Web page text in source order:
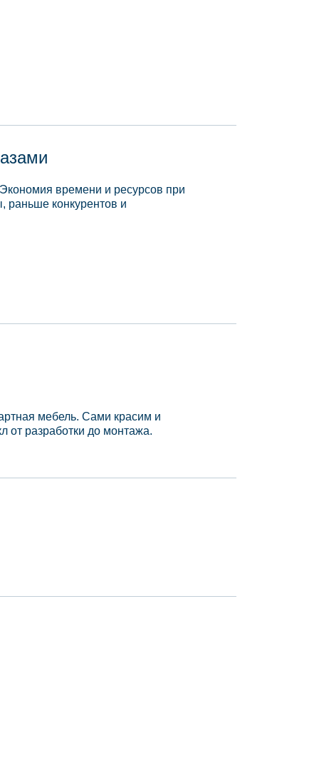
времени и ресурсов при
раньше конкурентов и
мебель. Сами красим и
разработки до монтажа.